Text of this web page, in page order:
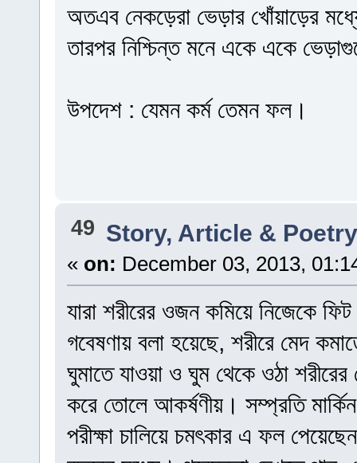
অতএব নেকড়েরা ভেড়ার খোঁয়াড়ের
তারপর নিশ্চিন্ত মনে একে একে
উপদেশ : যেমন কর্ম তেমন ফল।
49 Story, Article &
« on: December 03, 2013,
যারা শরীরের ওজন কমিয়ে নিজেকে
গবেষণায় বলা হয়েছে, শরীরে মেদ
ঘুমাতে যাওয়া ও ঘুম থেকে ওঠা
করে তোলে আকর্ষণীয়। সম্প্রতি
পরীক্ষা চালিয়ে চমৎকার এ ফল